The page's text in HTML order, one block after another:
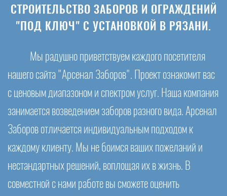
СТРОИТЕЛЬСТВО ЗАБОРОВ И ОГРАЖДЕНИЙ
"ПОД КЛЮЧ" С УСТАНОВКОЙ В РЯЗАНИ.
Мы радушно приветствуем каждого посетителя
нашего сайта "Арсенал Заборов". Проект ознакомит вас
с ценовым диапазоном и спектром услуг. Наша компания
занимается возведением заборов разного вида. Арсенал
Заборов отличается индивидуальным подходом к
каждому клиенту. Мы не боимся ваших пожеланий и
нестандартных решений, воплощая их в жизнь. В
совместной с нами работе вы сможете оценить